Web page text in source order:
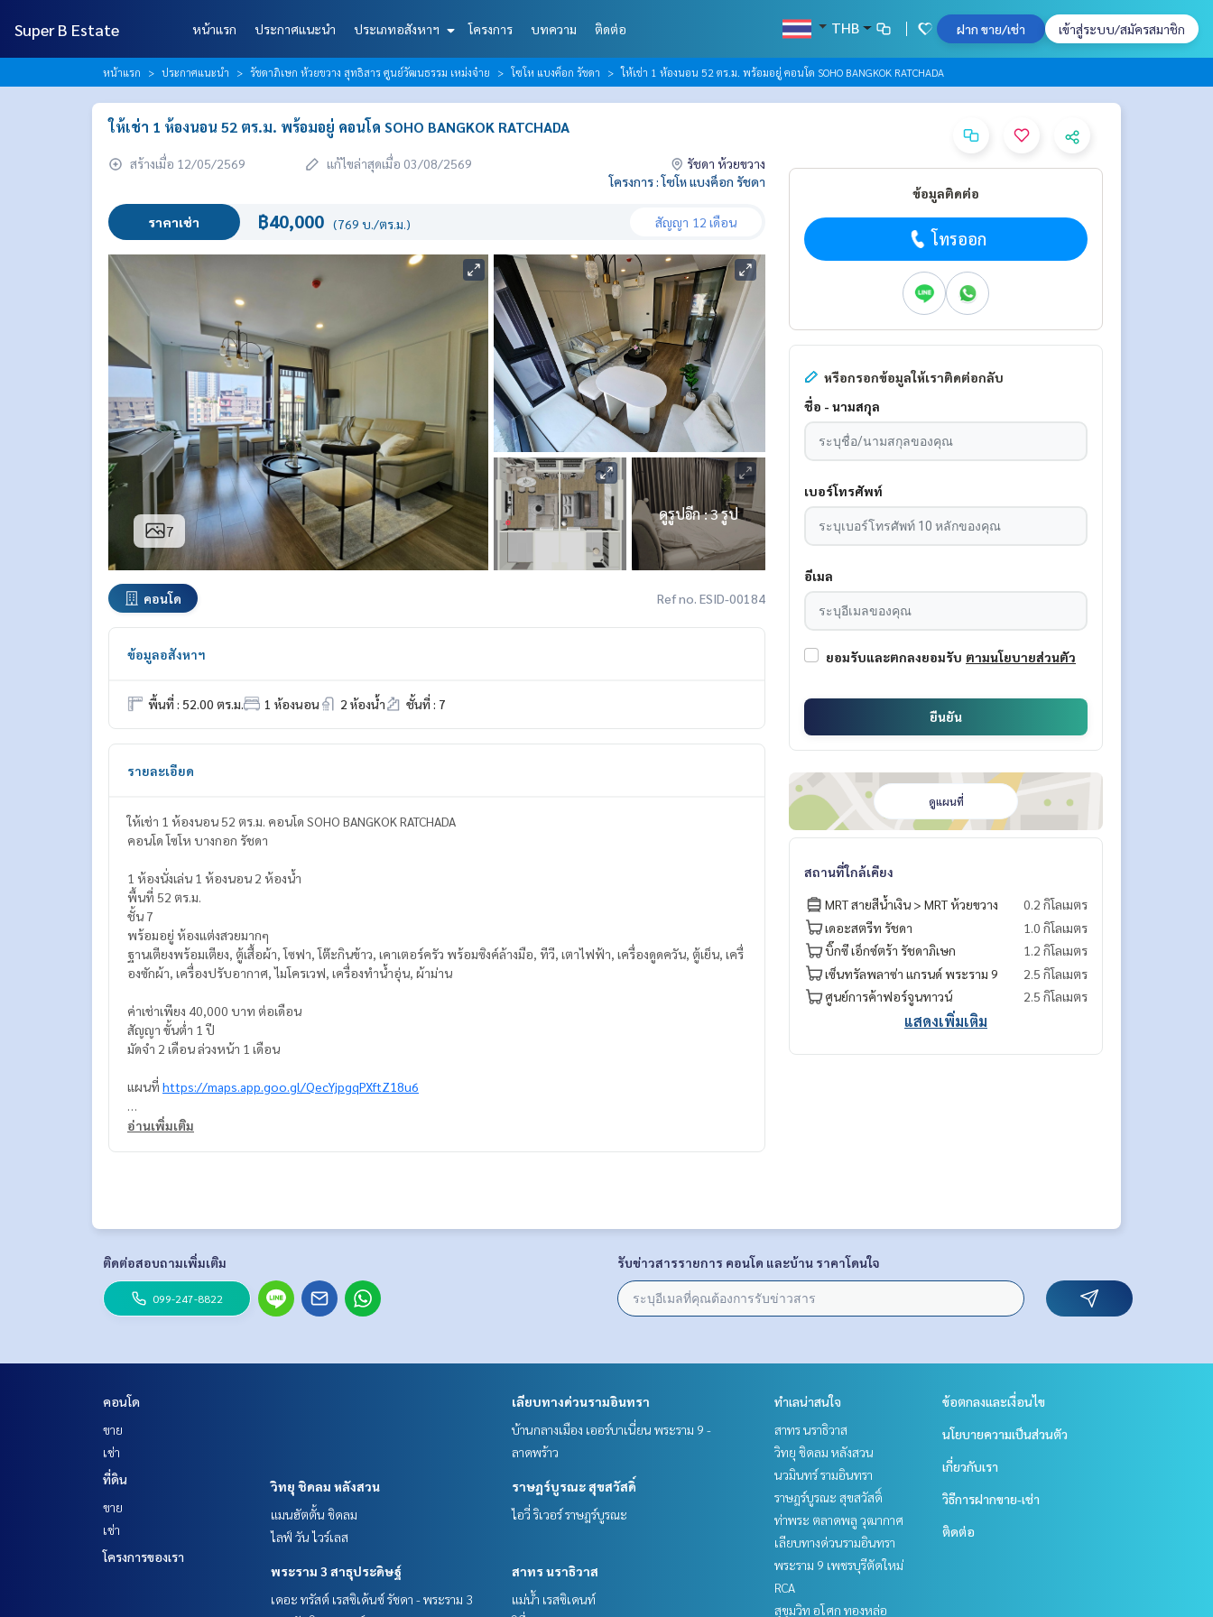
Super B Estate หน้าแรก ประกาศแนะนำ ประเภทอสังหาฯ โครงการ บทความ ติดต่อ THB ฝาก ขาย/เช่า เข้าสู่ระบบ/สมัครสมาชิก
หน้าแรก ประกาศแนะนำ รัชดาภิเษก ห้วยขวาง สุทธิสาร ศูนย์วัฒนธรรม เหม่งจ๋าย โซโห​ แบงค็อก​ รัชดา ให้เช่า 1 ห้องนอน 52 ตร.ม. พร้อมอยู่ คอนโด SOHO BANGKOK RATCHADA
ให้เช่า 1 ห้องนอน 52 ตร.ม. พร้อมอยู่ คอนโด SOHO BANGKOK RATCHADA
สร้างเมื่อ 12/05/2569 แก้ไขล่าสุดเมื่อ 03/08/2569
รัชดา ห้วยขวาง
โครงการ : โซโห​ แบงค็อก​ รัชดา
ราคาเช่า ฿40,000 (769 บ./ตร.ม.) สัญญา 12 เดือน
7
ดูรูปอีก : 3 รูป
คอนโด Ref no. ESID-00184
ข้อมูลอสังหาฯ
พื้นที่ : 52.00 ตร.ม. 1 ห้องนอน 2 ห้องน้ำ ชั้นที่ : 7
รายละเอียด
ให้เช่า 1 ห้องนอน 52 ตร.ม. คอนโด SOHO BANGKOK RATCHADA
คอนโด โซโห บางกอก รัชดา
1 ห้องนั่งเล่น 1 ห้องนอน 2 ห้องน้ำ
พื้นที่ 52 ตร.ม.
ชั้น 7
พร้อมอยู่ ห้องแต่งสวยมากๆ
ฐานเตียงพร้อมเตียง, ตู้เสื้อผ้า, โซฟา, โต๊ะกินข้าว, เคาเตอร์ครัว พร้อมซิงค์ล้างมือ, ทีวี, เตาไฟฟ้า, เครื่องดูดควัน, ตู้เย็น, เครื่
องซักผ้า, เครื่องปรับอากาศ, ไมโครเวฟ, เครื่องทำน้ำอุ่น, ผ้าม่าน
ค่าเช่าเพียง 40,000 บาท ต่อเดือน
สัญญา ขั้นต่ำ 1 ปี
มัดจำ 2 เดือน ล่วงหน้า 1 เดือน
แผนที่ https://maps.app.goo.gl/QecYjpgqPXftZ18u6
=================================
ESID-00184
อ่านเพิ่มเติม
ข้อมูลติดต่อ
โทรออก
หรือกรอกข้อมูลให้เราติดต่อกลับ
ชื่อ - นามสกุล
เบอร์โทรศัพท์
อีเมล
ยอมรับและตกลงยอมรับ ตามนโยบายส่วนตัว
ยืนยัน
ดูแผนที่
สถานที่ใกล้เคียง
MRT สายสีน้ำเงิน > MRT ห้วยขวาง
0.2 กิโลเมตร
เดอะสตรีท รัชดา
1.0 กิโลเมตร
บิ๊กซี เอ็กซ์ตร้า รัชดาภิเษก
1.2 กิโลเมตร
เซ็นทรัลพลาซ่า แกรนด์ พระราม 9
2.5 กิโลเมตร
ศูนย์การค้าฟอร์จูนทาวน์
2.5 กิโลเมตร
แสดงเพิ่มเติม
ติดต่อสอบถามเพิ่มเติม
099-247-8822
รับข่าวสารรายการ คอนโด และบ้าน ราคาโดนใจ
คอนโด
ขาย
เช่า
ที่ดิน
ขาย
เช่า
โครงการของเรา
เลียบทางด่วนรามอินทรา
บ้านกลางเมือง เออร์บาเนี่ยน พระราม 9 -
ลาดพร้าว
วิทยุ ชิดลม หลังสวน
แมนฮัตตั้น ชิดลม
ไลฟ์ วัน ไวร์เลส
ราษฎร์บูรณะ สุขสวัสดิ์
ไอวี่ ริเวอร์ ราษฎร์บูรณะ
พระราม 3 สาธุประดิษฐ์
เดอะ ทรัสต์ เรสซิเด้นซ์ รัชดา - พระราม 3
สาทร นราธิวาส
แม่น้ำ เรสซิเดนท์
ทำเลน่าสนใจ
สาทร นราธิวาส
วิทยุ ชิดลม หลังสวน
นวมินทร์ รามอินทรา
ราษฎร์บูรณะ สุขสวัสดิ์
ท่าพระ ตลาดพลู วุฒากาศ
เลียบทางด่วนรามอินทรา
พระราม 9 เพชรบุรีตัดใหม่
RCA
สุขุมวิท อโศก ทองหล่อ
ข้อตกลงและเงื่อนไข
นโยบายความเป็นส่วนตัว
เกี่ยวกับเรา
วิธีการฝากขาย-เช่า
ติดต่อ